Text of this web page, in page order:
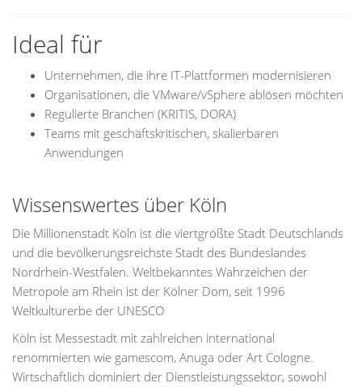
Ideal für
Unternehmen, die ihre IT-Plattformen modernisieren
Organisationen, die VMware/vSphere ablösen möchten
Regulierte Branchen (KRITIS, DORA)
Teams mit geschäftskritischen, skalierbaren
Anwendungen
Wissenswertes über Köln
Die Millionenstadt Köln ist die viertgrößte Stadt Deutschlands
und die bevölkerungsreichste Stadt des Bundeslandes
Nordrhein-Westfalen. Weltbekanntes Wahrzeichen der
Metropole am Rhein ist der Kölner Dom, seit 1996
Weltkulturerbe der UNESCO
Köln ist Messestadt mit zahlreichen international
renommierten wie gamescom, Anuga oder Art Cologne.
Wirtschaftlich dominiert der Dienstleistungssektor, sowohl